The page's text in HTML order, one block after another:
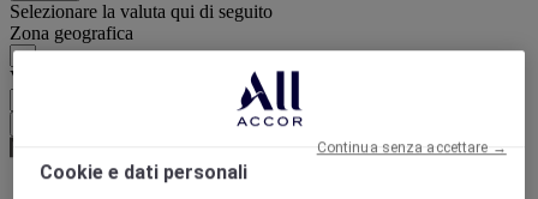
Selezionare la valuta qui di seguito
Zona geografica
Valuta
Cookie e dati personali
Continua senza accettare →